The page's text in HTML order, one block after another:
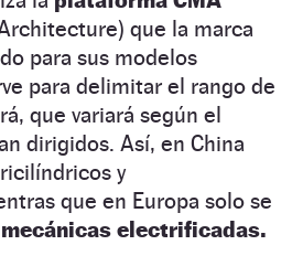
que la marca
para sus modelos
para delimitar el rango de
que variará según el
dirigidos. Así, en China
y
que en Europa solo se
mecánicas electrificadas.